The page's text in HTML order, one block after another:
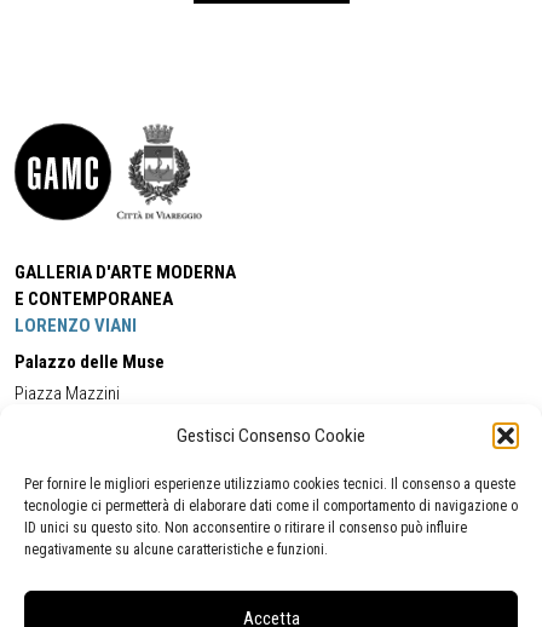
Gestisci Consenso Cookie
Per fornire le migliori esperienze utilizziamo cookies tecnici. Il consenso a queste
tecnologie ci permetterà di elaborare dati come il comportamento di navigazione o
ID unici su questo sito. Non acconsentire o ritirare il consenso può influire
negativamente su alcune caratteristiche e funzioni.
Accetta
GALLERIA D'ARTE MODERNA
E CONTEMPORANEA
LORENZO VIANI
Palazzo delle Muse
Piazza Mazzini
Cell:+39 338 5714978 (orario apertura Galleria)
Tel:
+39 0584 944580
(orario 09.00/13.00)
Email:gamc@comune.viareggio.lu.it
Segnalazione di inaccessibilità